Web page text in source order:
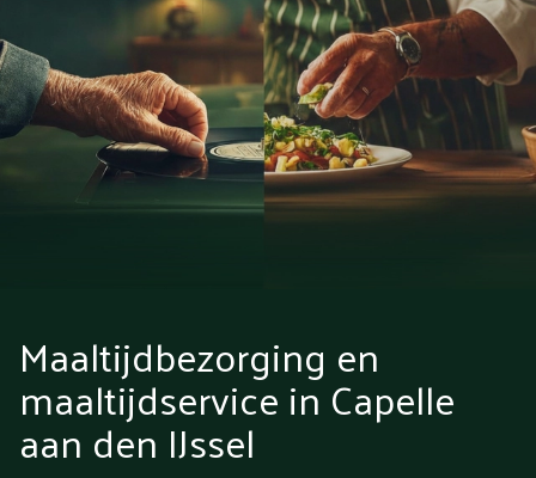
Maaltijdbezorging en
maaltijdservice in Capelle
aan den IJssel